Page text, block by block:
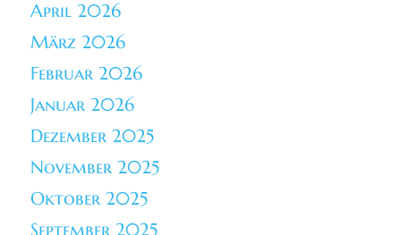
April 2026
März 2026
Februar 2026
Januar 2026
Dezember 2025
November 2025
Oktober 2025
September 2025